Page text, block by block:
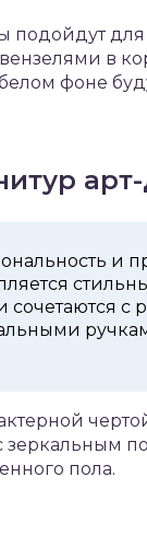
подойдут
в
фоне
и
сочетаются
пола.